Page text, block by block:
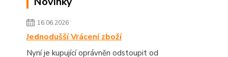
16.06.2026
Jednodušší Vrácení zboží
Nyní je kupující oprávněn odstoupit od